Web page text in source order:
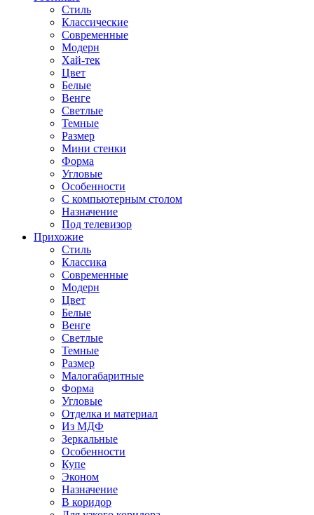
Стиль
Классические
Современные
Модерн
Хай-тек
Цвет
Белые
Венге
Светлые
Темные
Размер
Мини стенки
Форма
Угловые
Особенности
С компьютерным столом
Назначение
Под телевизор
Прихожие
Стиль
Классика
Современные
Модерн
Цвет
Белые
Венге
Светлые
Темные
Размер
Малогабаритные
Форма
Угловые
Отделка и материал
Из МДФ
Зеркальные
Особенности
Купе
Эконом
Назначение
В коридор